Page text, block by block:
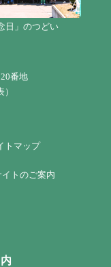
日」のつどい
番地
トマップ
トのご案内